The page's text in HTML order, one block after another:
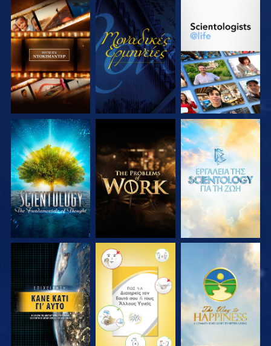
ΕΞΕΡΕΥΝΗΣΤΕ ΤΗ
ΣΕΙΡΑ
ΠΑΡΑΚΟΛΟΥΘΗΣΤΕ
ΕΞΕΡΕΥΝΗΣΤΕ ΤΗ
ΕΞΕΡΕΥΝΗΣΤΕ ΤΗ
ΣΕΙΡΑ
ΕΞΕΡΕΥΝΗΣΤΕ ΤΗ
ΣΕΙΡΑ
ΕΞΕΡΕΥΝΗΣΤΕ ΤΗ
ΣΕΙΡΑ
ΠΑΡΑΚΟΛΟΥΘΗΣΤΕ ΠΑΡΑΚΟΛΟΥΘΗΣΤΕ ΠΑΡΑΚΟΛΟΥΘΗΣΤΕ